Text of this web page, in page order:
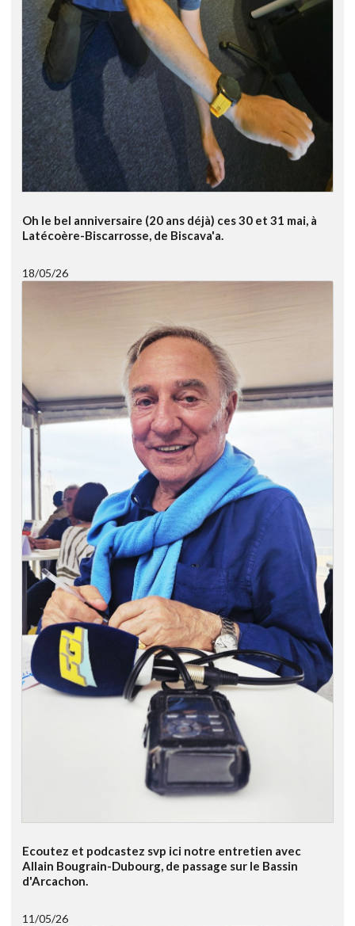
Oh le bel anniversaire (20 ans déjà) ces 30 et 31 mai, à
Latécoère-Biscarrosse, de Biscava'a.
18/05/26
Ecoutez et podcastez svp ici notre entretien avec
Allain Bougrain-Dubourg, de passage sur le Bassin
d'Arcachon.
11/05/26